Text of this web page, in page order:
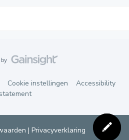
Cookie instellingen
Accessibility
statement
| Privacyverklaring